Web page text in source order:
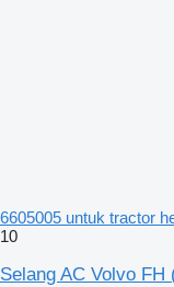
6605005 untuk tractor
10
Selang AC Volvo